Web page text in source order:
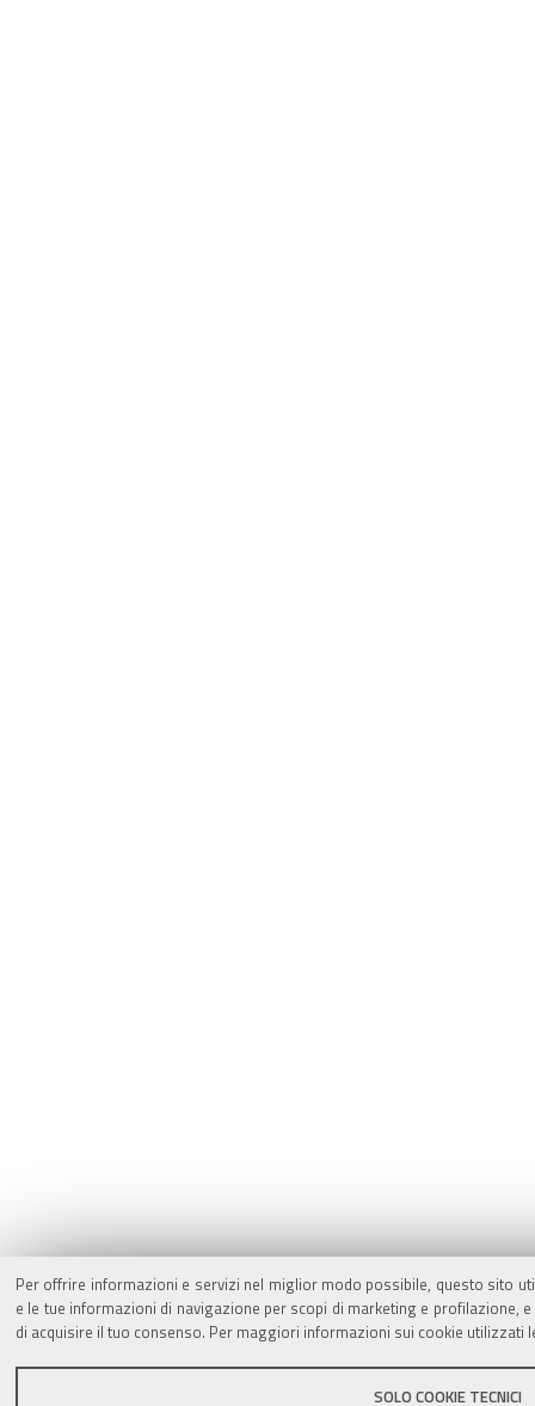
Per offrire informazioni e servizi nel miglior modo possibile, questo sito
e le tue informazioni di navigazione per scopi di marketing e
di acquisire il tuo consenso. Per maggiori informazioni sui cookie utilizzati
SOLO COOKIE TECNICI